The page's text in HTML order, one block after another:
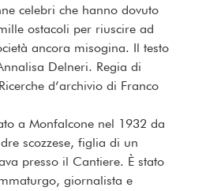
celebri che hanno dovuto
ostacoli per riuscire ad
ancora misogina. Il testo
Delneri. Regia di
d’archivio di Franco
a Monfalcone nel 1932 da
scozzese, figlia di un
presso il Cantiere. È stato
giornalista e